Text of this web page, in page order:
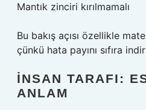
Mantık zinciri kırılmamalı
Bu bakış açısı özellikle
çünkü hata payını sıfıra
İNSAN TARAFI:
ANLAM